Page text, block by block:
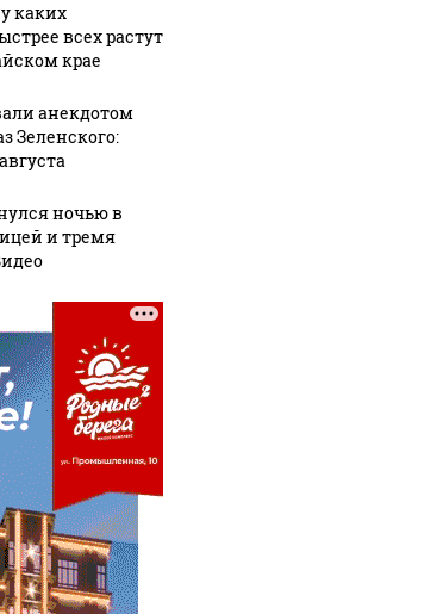
каких
всех растут
крае
анекдотом
Зеленского:
ночью в
и тремя